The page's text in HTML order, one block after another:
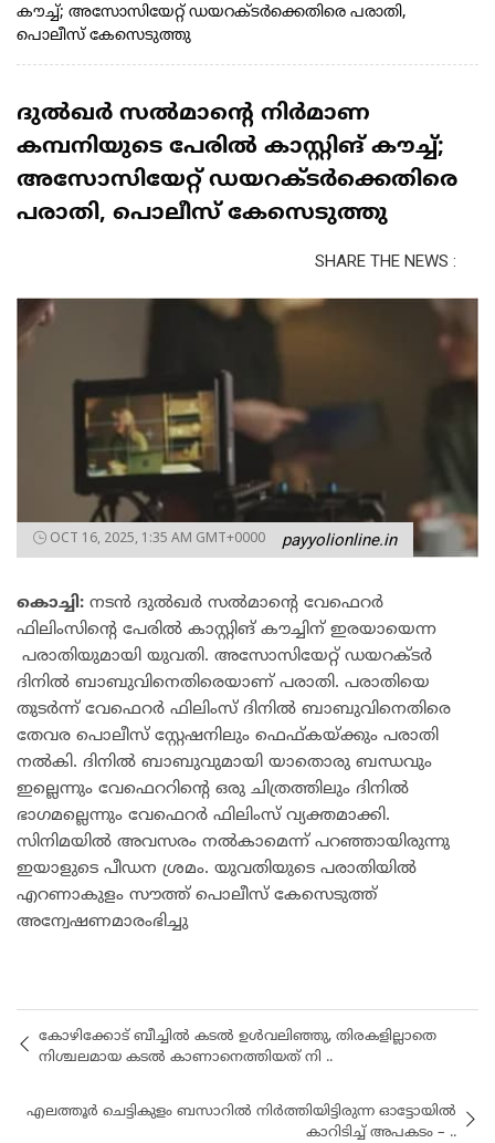
കൗച്ച്; അസോസിയേറ്റ് ഡയറക്ടര്‍ക്കെതിരെ പരാതി,
പൊലീസ് കേസെടുത്തു
ദുൽഖർ സൽമാന്‍റെ നിർമാണ
കമ്പനിയുടെ പേരിൽ കാസ്റ്റിങ് കൗച്ച്;
അസോസിയേറ്റ് ഡയറക്ടര്‍ക്കെതിരെ
പരാതി, പൊലീസ് കേസെടുത്തു
SHARE THE NEWS :
OCT 16, 2025, 1:35 AM GMT+0000 payyolionline.in
കൊച്ചി: നടൻ ദുൽഖർ സൽമാന്‍റെ വേഫെറര്‍
ഫിലിംസിന്‍റെ പേരിൽ കാസ്റ്റിങ് കൗച്ചിന് ഇരയായെന്ന
പരാതിയുമായി യുവതി. അസോസിയേറ്റ് ഡയറക്ടര്‍
ദിനില്‍ ബാബുവിനെതിരെയാണ് പരാതി. പരാതിയെ
തുടർന്ന് വേഫെറര്‍ ഫിലിംസ് ദിനില്‍ ബാബുവിനെതിരെ
തേവര പൊലീസ് സ്റ്റേഷനിലും ഫെഫ്കയ്ക്കും പരാതി
നൽകി. ദിനില്‍ ബാബുവുമായി യാതൊരു ബന്ധവും
ഇല്ലെന്നും വേഫെററിന്‍റെ ഒരു ചിത്രത്തിലും ദിനിൽ
ഭാഗമല്ലെന്നും ‌വേഫെറര്‍ ഫിലിംസ് വ്യക്തമാക്കി.
സിനിമയിൽ അവസരം നൽകാമെന്ന് പറഞ്ഞായിരുന്നു
ഇയാളുടെ പീഡന ശ്രമം. യുവതിയുടെ പരാതിയിൽ
എറണാകുളം സൗത്ത് പൊലീസ് കേസെടുത്ത്
അന്വേഷണമാരംഭിച്ചു
കോഴിക്കോട് ബീച്ചിൽ കടൽ ഉൾവലിഞ്ഞു, തിരകളില്ലാതെ
നിശ്ചലമായ കടൽ കാണാനെത്തിയത് നി ..
എലത്തൂർ ചെട്ടികുളം ബസാറിൽ നിർത്തിയിട്ടിരുന്ന ഓട്ടോയിൽ
കാറിടിച്ച് അപകടം – ..